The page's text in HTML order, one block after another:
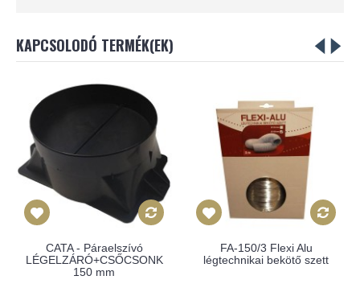
KAPCSOLODÓ TERMÉK(EK)
CATA - Páraelszívó
LÉGELZÁRÓ+CSŐCSONK
150 mm
FA-150/3 Flexi Alu
légtechnikai bekötő szett